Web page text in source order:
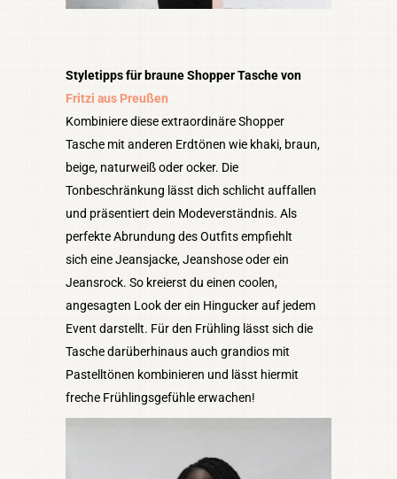
Styletipps für braune Shopper Tasche von
Fritzi aus Preußen
Kombiniere diese extraordinäre Shopper
Tasche mit anderen Erdtönen wie khaki, braun,
beige, naturweiß oder ocker. Die
Tonbeschränkung lässt dich schlicht auffallen
und präsentiert dein Modeverständnis. Als
perfekte Abrundung des Outfits empfiehlt
sich eine Jeansjacke, Jeanshose oder ein
Jeansrock. So kreierst du einen coolen,
angesagten Look der ein Hingucker auf jedem
Event darstellt. Für den Frühling lässt sich die
Tasche darüberhinaus auch grandios mit
Pastelltönen kombinieren und lässt hiermit
freche Frühlingsgefühle erwachen!